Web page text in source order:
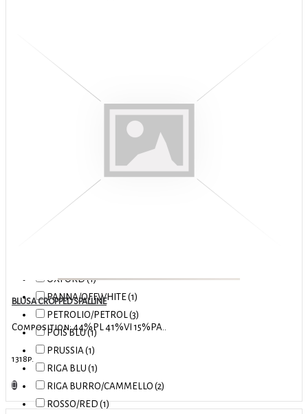
FUXIA (6)
LILLA/LILAC (1)
MIRTILLO/BLUEBERRY (2)
NATURALE/OFF WHITE (7)
NERO-BLACK (23)
OLIO/OIL (4)
OXFORD (1)
PANNA/OFFWHITE (1)
PETROLIO/PETROL (3)
POIS BLU (1)
PRUSSIA (1)
RIGA BLU (1)
RIGA BURRO/CAMMELLO (2)
ROSSO/RED (1)
BLUSA CROPPED SPALLINE
Composition: 44%PL 41%VI 15%PA..
1318р.